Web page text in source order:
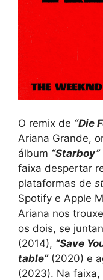
O remix de “Die
Ariana Grande,
álbum “Starboy”
faixa despertar
plataformas de
Spotify e Apple
Ariana nos
os dois, se
(2014), “Save
table”(2020) e
(2023). Na